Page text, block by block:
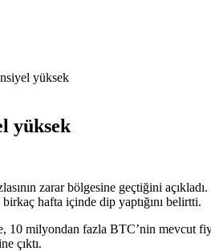
yüksek
yüksek
zarar bölgesine geçtiğini
hafta içinde dip yaptığını belirtti.
milyondan fazla BTC’nin mevcut
çıktı.